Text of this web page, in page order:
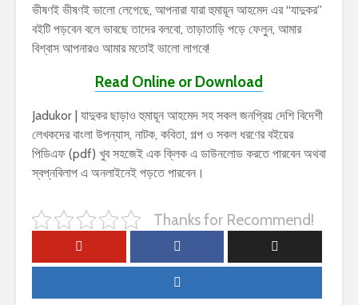
ভীষণই ভীষণই ভালো লেগেছে, আপনারা যারা হুমায়ূন আহমেদ এর “যাদুকর”
বইটি পড়বেন বলে ভাবছে তাদের বলবো, তাড়াতাড়ি পড়ে ফেলুন, আমার
বিশ্বাস আপনারও আমার মতোই ভালো লাগবে!
Read Online or Download
Jadukor | যাদুকর ছাড়াও হুমায়ূন আহমেদ সহ সকল জনপ্রিয় দেশি বিদেশী
লেখকদের বাংলা উপন্যাস, নাটক, কবিতা, গল্প ও সকল ধরণের বইয়ের
পিডিএফ (pdf) খুব সহজেই এক ক্লিক এ ডাউনলোড করতে পারবেন অথবা
স্বপ্নবিলাপ এ অনলাইনেই পড়তে পারবেন।
Thanks for Recommend!